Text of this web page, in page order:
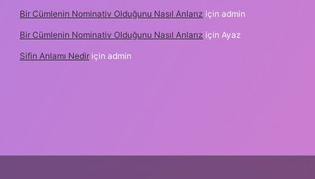
Bir Cümlenin Nominativ Olduğunu Nasıl Anlarız için admin
Bir Cümlenin Nominativ Olduğunu Nasıl Anlarız için Ayaz
Sifin Anlamı Nedir için admin